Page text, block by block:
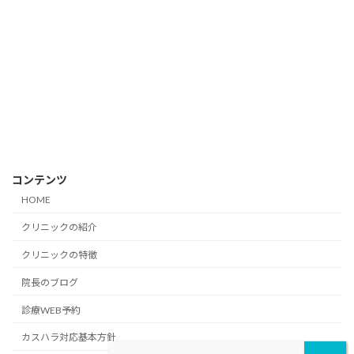
コンテンツ
HOME
クリニックの紹介
クリニックの特徴
院長のブログ
診療WEB予約
カスハラ対応基本方針